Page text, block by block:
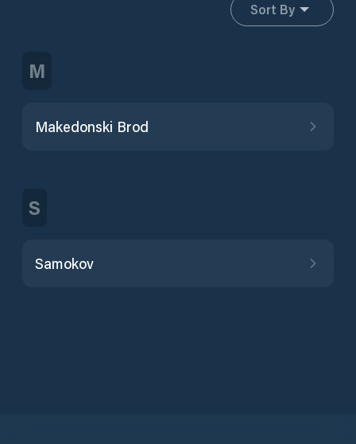
Sort By
M
Makedonski Brod
S
Samokov